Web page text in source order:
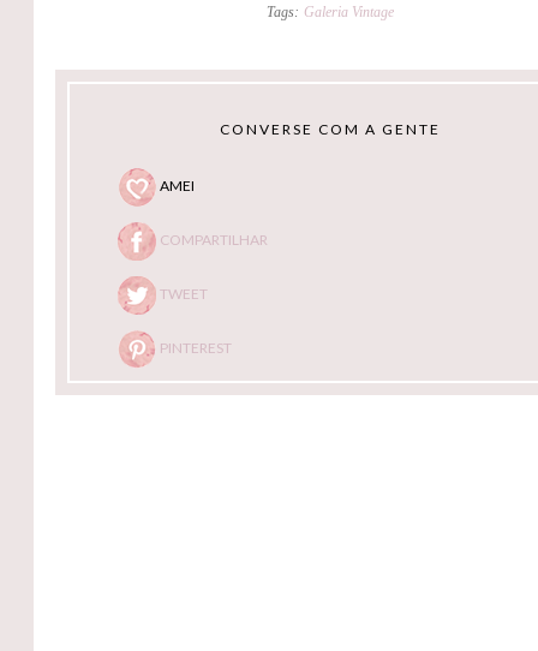
Tags: Galeria Vintage
CONVERSE COM A GENTE
AMEI
COMPARTILHAR
TWEET
PINTEREST